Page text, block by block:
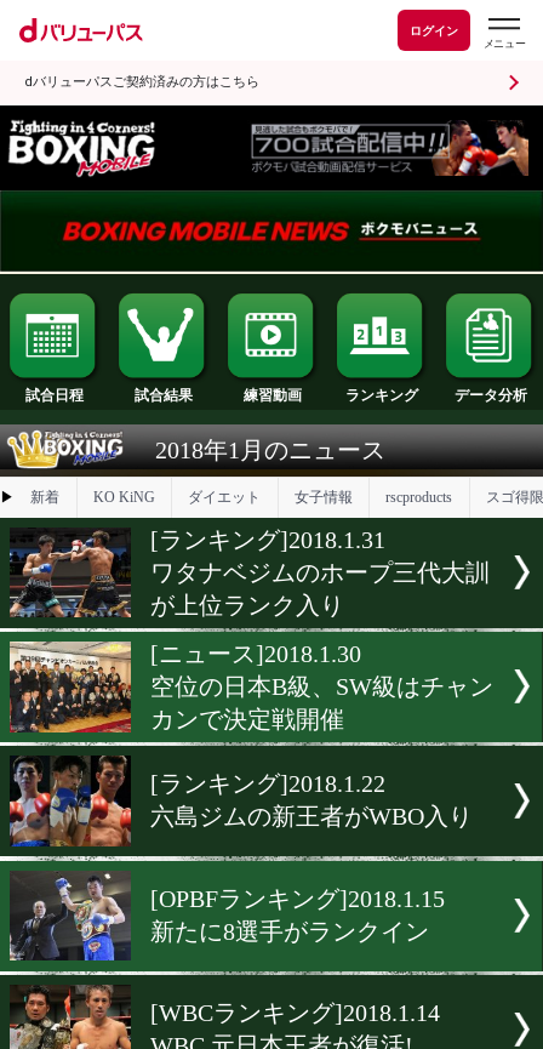
ログイン
dバリューパスご契約済みの方はこちら
試合日程 試合結果 練習動画 ランキング
2018年1月のニュース
▶ 新着 KO KiNG ダイエット
[ランキング]2018.1.31
ワタナベジムのホープ三代
が上位ランク入り
[ニュース]2018.1.30
空位の日本B級、SW級は
カンで決定戦開催
[ランキング]2018.1.22
六島ジムの新王者がWBO